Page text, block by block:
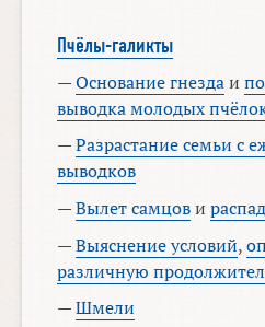
Пчёлы-галикты
—Основание гнездаи
выводка молодых
—Разрастание семьи с
выводков
—Вылет самцови
—Выяснение условий,
различную
—Шмели